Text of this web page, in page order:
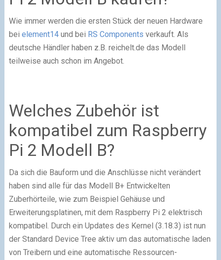
Wie immer werden die ersten Stück der neuen Hardware
bei element14und bei RS Components verkauft. Als
deutsche Händler haben z.B. reichelt.de das Modell
teilweise auch schon im Angebot.
Welches Zubehör ist
kompatibel zum Raspberry
Pi 2 Modell B?
Da sich die Bauform und die Anschlüsse nicht verändert
haben sind alle für das Modell B+ Entwickelten
Zuberhörteile, wie zum Beispiel Gehäuse und
Erweiterungsplatinen, mit dem Raspberry Pi 2 elektrisch
kompatibel. Durch ein Updates des Kernel (3.18.3) ist nun
der Standard Device Tree aktiv um das automatische laden
von Treibern und eine automatische Ressourcen-